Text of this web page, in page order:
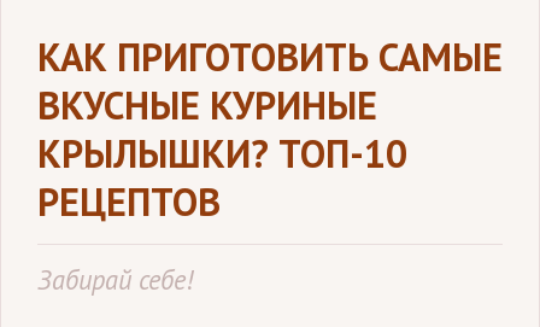
КАК ПРИГОТОВИТЬ САМЫЕ
ВКУСНЫЕ КУРИНЫЕ
КРЫЛЫШКИ? ТОП-10
РЕЦЕПТОВ
Забирай себе!